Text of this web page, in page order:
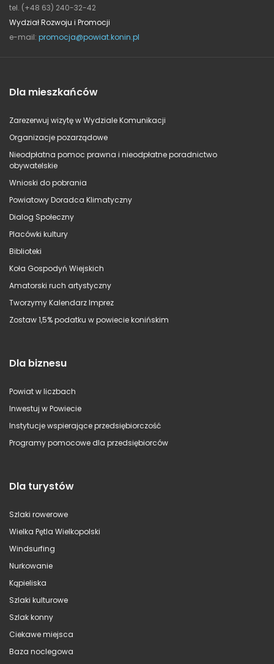
tel. (+48 63) 240-32-42
Wydział Rozwoju i Promocji
e-mail: promocja@powiat.konin.pl
Dla mieszkańców
Zarezerwuj wizytę w Wydziale Komunikacji
Organizacje pozarządowe
Nieodpłatna pomoc prawna i nieodpłatne poradnictwo
obywatelskie
Wnioski do pobrania
Powiatowy Doradca Klimatyczny
Dialog Społeczny
Placówki kultury
Biblioteki
Koła Gospodyń Wiejskich
Amatorski ruch artystyczny
Tworzymy Kalendarz Imprez
Zostaw 1,5% podatku w powiecie konińskim
Dla biznesu
Powiat w liczbach
Inwestuj w Powiecie
Instytucje wspierające przedsiębiorczość
Programy pomocowe dla przedsiębiorców
Dla turystów
Szlaki rowerowe
Wielka Pętla Wielkopolski
Windsurfing
Nurkowanie
Kąpieliska
Szlaki kulturowe
Szlak konny
Ciekawe miejsca
Baza noclegowa